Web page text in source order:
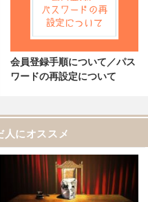
会員登録手順について／パス
ワードの再設定について
人にオススメ